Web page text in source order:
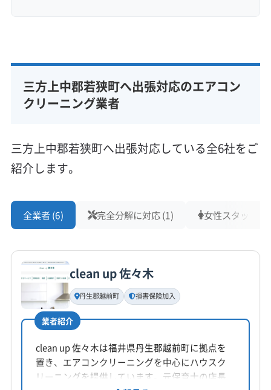
三方上中郡若狭町へ出張対応のエアコン
クリーニング業者
三方上中郡若狭町へ出張対応している全6社をご
紹介します。
全業者 (6) 完全分解に対応 (1) 女性スタッフ在
clean up 佐々木
丹生郡越前町 損害保険加入
業者紹介
clean up 佐々木は福井県丹生郡越前町に拠点を
置き、エアコンクリーニングを中心にハウスク
リーニングを提供しています。元保育士の店長